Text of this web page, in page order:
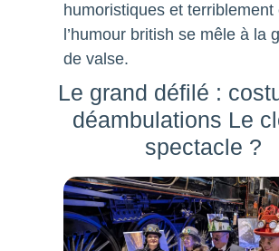
humoristiques et terriblement
l’humour british se mêle à la
de valse.
Le grand défilé :
déambulations Le
spectacle ?